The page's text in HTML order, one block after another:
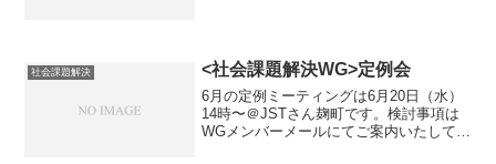
社会課題解決 <社会課題解決WG>定例会
6月の定例ミーティングは6月20日（水）
14時〜＠JSTさん麹町です。検討事項は
WGメンバーメールにてご案内いたしてお